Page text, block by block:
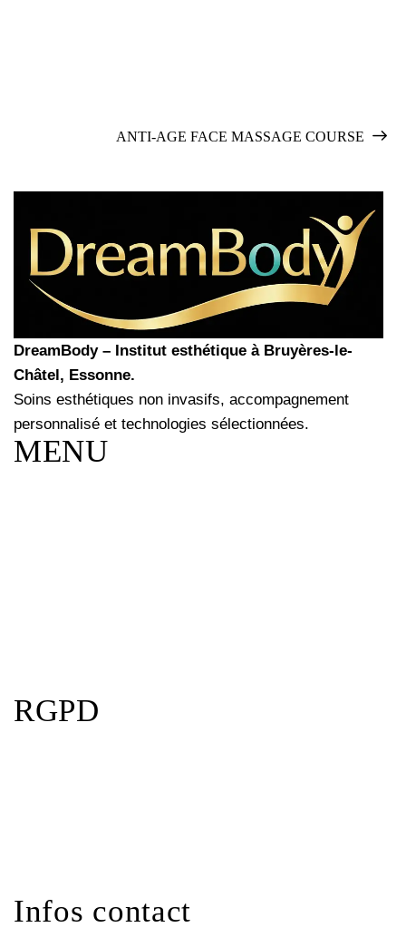
ANTI-AGE FACE MASSAGE COURSE
DreamBody – Institut esthétique à Bruyères-le-
Châtel, Essonne.
Soins esthétiques non invasifs, accompagnement
personnalisé et technologies sélectionnées.
MENU
RGPD
Infos contact